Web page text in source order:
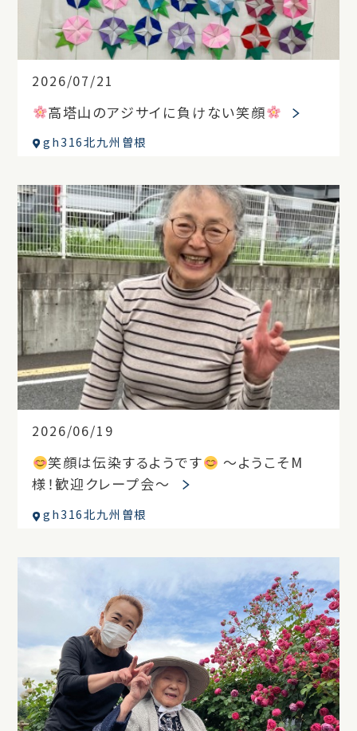
2026/07/21
高塔山のアジサイに負けない笑顔
gh316北九州曽根
2026/06/19
笑顔は伝染するようです
～ようこそM
様！歓迎クレープ会～
gh316北九州曽根